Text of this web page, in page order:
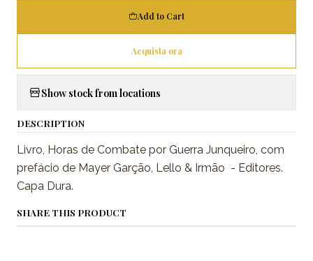
Add to Cart
Acquista ora
Show stock from locations
DESCRIPTION
Livro, Horas de Combate por Guerra Junqueiro, com
prefácio de Mayer Garção, Lello & Irmão - Editores.
Capa Dura.
SHARE THIS PRODUCT